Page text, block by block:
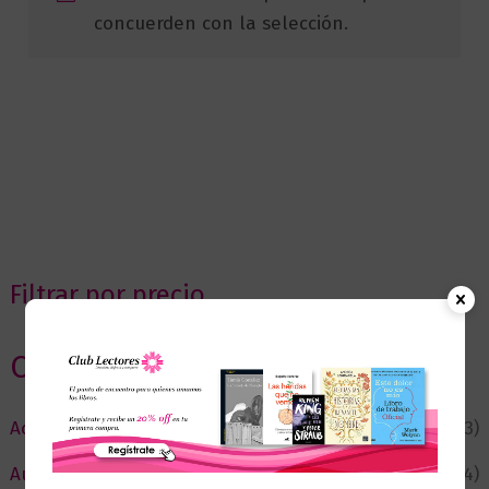
Filtrar por precio
Categorias
Actualidad
(53)
Autor del Mes
(4)
concuerden con la selección.